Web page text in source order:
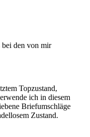
bei den von mir
Topzustand,
ich in diesem
Briefumschläge
Zustand.